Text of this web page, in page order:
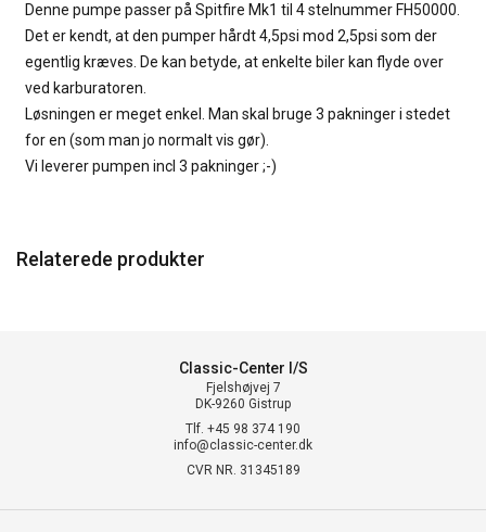
Denne pumpe passer på Spitfire Mk1 til 4 stelnummer FH50000.
Det er kendt, at den pumper hårdt 4,5psi mod 2,5psi som der
egentlig kræves. De kan betyde, at enkelte biler kan flyde over
ved karburatoren.
Løsningen er meget enkel. Man skal bruge 3 pakninger i stedet
for en (som man jo normalt vis gør).
Vi leverer pumpen incl 3 pakninger ;-)
Relaterede produkter
Classic-Center I/S
Fjelshøjvej 7
DK-9260 Gistrup
Tlf. +45 98 374 190
info@classic-center.dk
CVR NR. 31345189